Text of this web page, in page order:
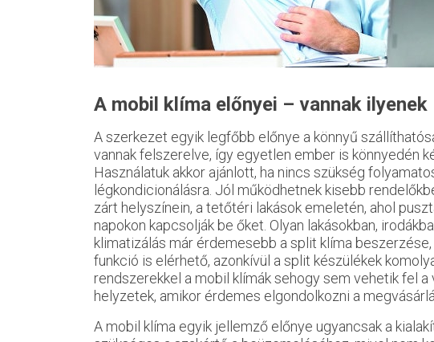
A mobil klíma előnyei – vannak ilyenek
A szerkezet egyik legfőbb előnye a könnyű
vannak felszerelve, így egyetlen ember is könnyedén
Használatuk akkor ajánlott, ha nincs szükség
légkondicionálásra. Jól működhetnek kisebb
zárt helyszínein, a tetőtéri lakások emeletén, ahol
napokon kapcsolják be őket. Olyan lakásokban,
klimatizálás már érdemesebb a split klíma
funkció is elérhető, azonkívül a split készülékek
rendszerekkel a mobil klímák sehogy sem vehetik fel
helyzetek, amikor érdemes elgondolkozni a
A mobil klíma egyik jellemző előnye ugyancsak a